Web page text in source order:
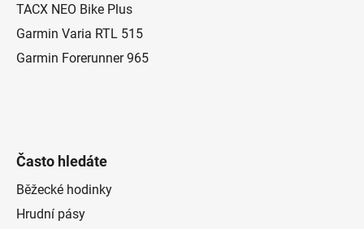
TACX NEO Bike Plus
Garmin Varia RTL 515
Garmin Forerunner 965
Často hledáte
Běžecké hodinky
Hrudní pásy